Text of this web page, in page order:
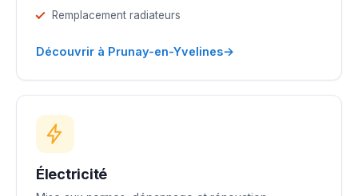
Remplacement radiateurs
Découvrir à Prunay-en-Yvelines→
Électricité